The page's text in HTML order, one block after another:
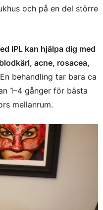
och på en del större
IPL kan hjälpa dig med
acne, rosacea,
behandling tar bara ca
1–4 gånger för bästa
mellanrum.